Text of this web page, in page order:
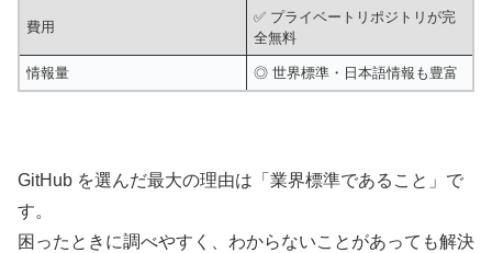
費用
✅ プライベートリポジトリが完
全無料
情報量 ◎ 世界標準・日本語情報も豊富
GitHub を選んだ最大の理由は「業界標準であること」で
す。
困ったときに調べやすく、わからないことがあっても解決